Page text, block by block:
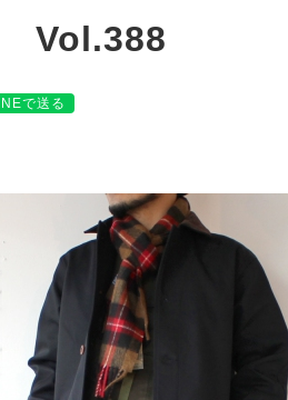
Vol.388
で送る